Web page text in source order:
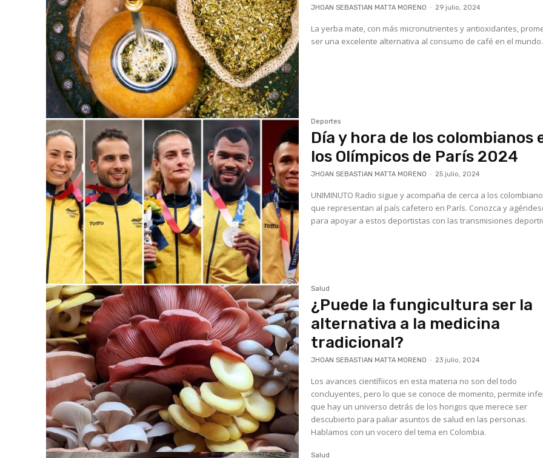
JHOAN SEBASTIAN MATTA MORENO - 29 julio, 2024
La yerba mate, con más micronutrientes y antioxidantes,
ser una excelente alternativa al consumo de café en el mundo.
Deportes
Día y hora de los colombianos
los Olímpicos de París 2024
JHOAN SEBASTIAN MATTA MORENO - 25 julio, 2024
UNIMINUTO Radio sigue y acompaña de cerca a los
que representan al país cafetero en París. Conozca y
para apoyar a estos deportistas con las transmisiones
Salud
¿Puede la fungicultura ser la
alternativa a la medicina
tradicional?
JHOAN SEBASTIAN MATTA MORENO - 23 julio, 2024
Los avances científiicos en esta materia no son del todo
concluyentes, pero lo que se conoce de momento, permite
que hay un universo detrás de los hongos que merece ser
descubierto para paliar asuntos de salud en las personas.
Hablamos con un vocero del tema en Colombia.
Salud